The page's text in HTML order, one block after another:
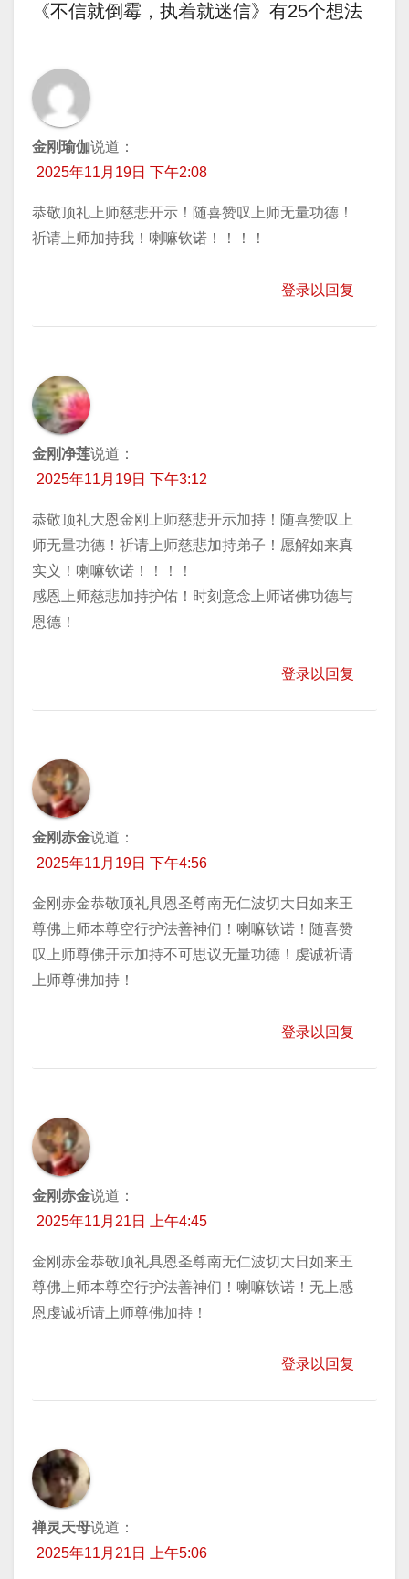
导
航
《不信就倒霉，执着就迷信》有25个想法
金刚瑜伽说道：
2025年11月19日 下午2:08
恭敬顶礼上师慈悲开示！随喜赞叹上师无量功德！
祈请上师加持我！喇嘛钦诺！！！！
登录以回复
金刚净莲说道：
2025年11月19日 下午3:12
恭敬顶礼大恩金刚上师慈悲开示加持！随喜赞叹上
师无量功德！祈请上师慈悲加持弟子！愿解如来真
实义！喇嘛钦诺！！！！
感恩上师慈悲加持护佑！时刻意念上师诸佛功德与
恩德！
登录以回复
金刚赤金说道：
2025年11月19日 下午4:56
金刚赤金恭敬顶礼具恩圣尊南无仁波切大日如来王
尊佛上师本尊空行护法善神们！喇嘛钦诺！随喜赞
叹上师尊佛开示加持不可思议无量功德！虔诚祈请
上师尊佛加持！
登录以回复
金刚赤金说道：
2025年11月21日 上午4:45
金刚赤金恭敬顶礼具恩圣尊南无仁波切大日如来王
尊佛上师本尊空行护法善神们！喇嘛钦诺！无上感
恩虔诚祈请上师尊佛加持！
登录以回复
禅灵天母说道：
2025年11月21日 上午5:06